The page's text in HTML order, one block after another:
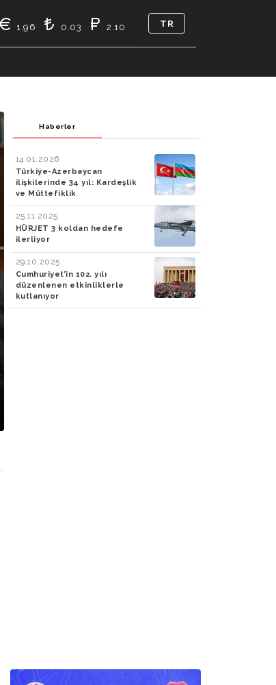
1.96 0.03 2.10 TR
Haberler
14.01.2026
Türkiye-Azerbaycan
ilişkilerinde 34 yıl: Kardeşlik
ve Müttefiklik
25.11.2025
HÜRJET 3 koldan hedefe
ilerliyor
29.10.2025
Cumhuriyet’in 102. yılı
düzenlenen etkinliklerle
kutlanıyor